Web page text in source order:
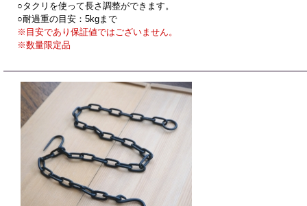
○タクリを使って長さ調整ができます。
○耐過重の目安：5kgまで
※目安であり保証値ではございません。
※数量限定品